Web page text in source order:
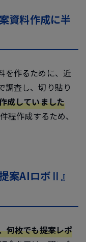
資料作成に半
を作るために、近
調査し、切り貼り
成していました
程作成するため、
案AIロボⅡ』
何枚でも提案レポ